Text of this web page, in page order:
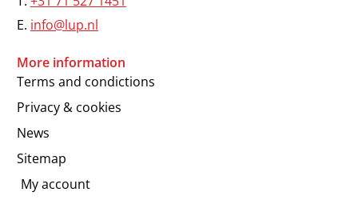
E. info@lup.nl
More information
Terms and condictions
Privacy & cookies
News
Sitemap
My account